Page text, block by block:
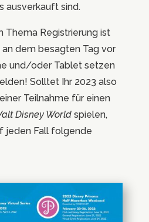
ausverkauft sind.
Thema Registrierung ist
dem besagten Tag vor
und/oder Tablet setzen
Solltet Ihr 2023 also
Teilnahme für einen
Disney World spielen,
jeden Fall folgende